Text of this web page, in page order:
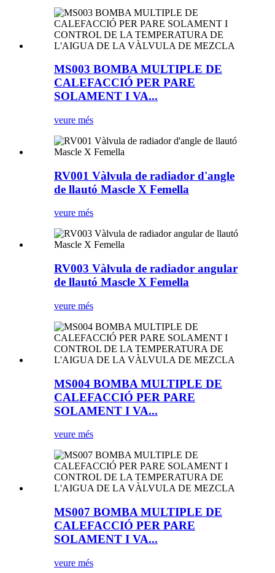
MS003 BOMBA MULTIPLE DE
CALEFACCIÓ PER PARE
SOLAMENT I VA...
veure més
RV001 Vàlvula de radiador d'angle
de llautó Mascle X Femella
veure més
RV003 Vàlvula de radiador angular
de llautó Mascle X Femella
veure més
MS004 BOMBA MULTIPLE DE
CALEFACCIÓ PER PARE
SOLAMENT I VA...
veure més
MS007 BOMBA MULTIPLE DE
CALEFACCIÓ PER PARE
SOLAMENT I VA...
veure més